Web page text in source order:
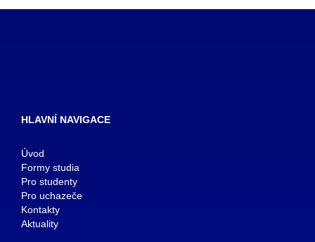
HLAVNÍ NAVIGACE
Úvod
Formy studia
Pro studenty
Pro uchazeče
Kontakty
Aktuality